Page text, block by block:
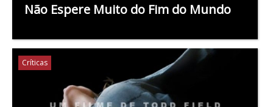
Não Espere Muito do Fim do Mundo
Críticas